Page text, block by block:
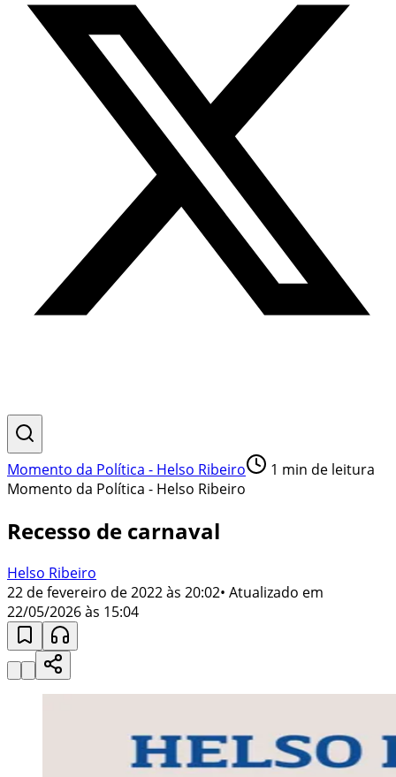
Momento da Política - Helso Ribeiro 1 min de leitura
Momento da Política - Helso Ribeiro
Recesso de carnaval
Helso Ribeiro
22 de fevereiro de 2022 às 20:02• Atualizado em
22/05/2026 às 15:04